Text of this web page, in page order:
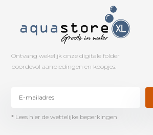
Ontvang wekelijk onze digitale folder
boordevol aanbiedingen en koopjes.
* Lees hier de wettelijke beperkingen